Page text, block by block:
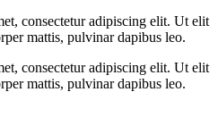
consectetur adipiscing elit. Ut elit
mattis, pulvinar dapibus leo.
consectetur adipiscing elit. Ut elit
mattis, pulvinar dapibus leo.